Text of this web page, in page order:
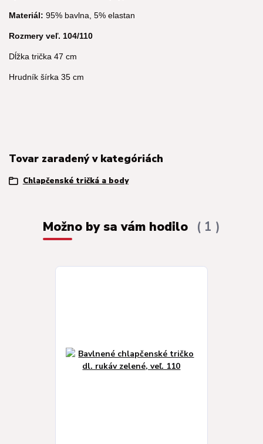
Materiál: 95% bavlna, 5% elastan
Rozmery veľ. 104/110
Dĺžka trička 47 cm
Hrudník šírka 35 cm
Tovar zaradený v kategóriách
Chlapčenské tričká a body
Možno by sa vám hodilo 1